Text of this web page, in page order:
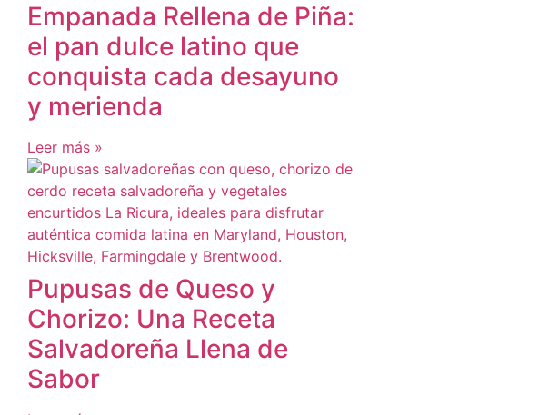
Empanada Rellena de Piña:
el pan dulce latino que
conquista cada desayuno
y merienda
Leer más »
Pupusas de Queso y
Chorizo: Una Receta
Salvadoreña Llena de
Sabor